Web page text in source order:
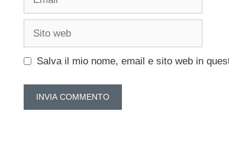
Sito
Salva il mio nome, email e sito web in